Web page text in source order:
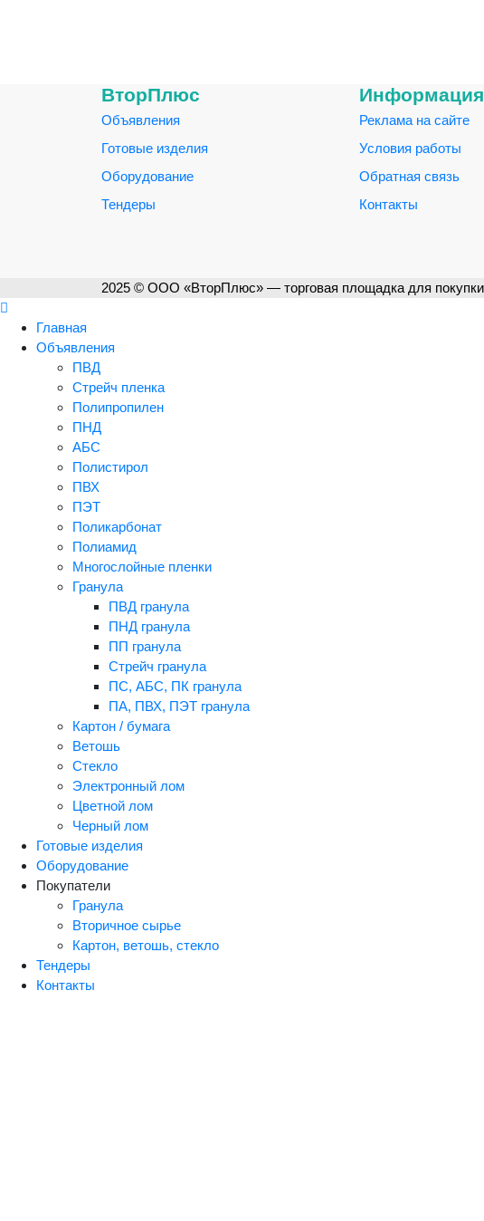
ВторПлюс
Объявления
Готовые изделия
Оборудование
Тендеры
Информация
Реклама на сайте
Условия работы
Обратная связь
Контакты
2025 © ООО «ВторПлюс» — торговая площадка для
Главная
Объявления
ПВД
Стрейч пленка
Полипропилен
ПНД
АБС
Полистирол
ПВХ
ПЭТ
Поликарбонат
Полиамид
Многослойные пленки
Гранула
ПВД гранула
ПНД гранула
ПП гранула
Стрейч гранула
ПС, АБС, ПК гранула
ПА, ПВХ, ПЭТ гранула
Картон / бумага
Ветошь
Стекло
Электронный лом
Цветной лом
Черный лом
Готовые изделия
Оборудование
Покупатели
Гранула
Вторичное сырье
Картон, ветошь, стекло
Тендеры
Контакты